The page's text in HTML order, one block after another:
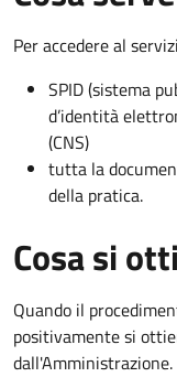
Per accedere al
SPID (sistema
d’identità
(CNS)
tutta la
della pratica.
Cosa si
Quando il
positivamente si
dall'Amministrazione.